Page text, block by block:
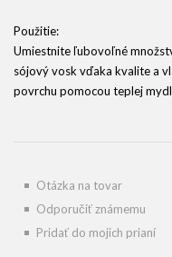
Použitie:
Umiestnite ľubovoľné
sójový vosk vďaka kvalite a
povrchu pomocou teplej
Otázka na tovar
Odporučiť známemu
Pridať do mojich prianí